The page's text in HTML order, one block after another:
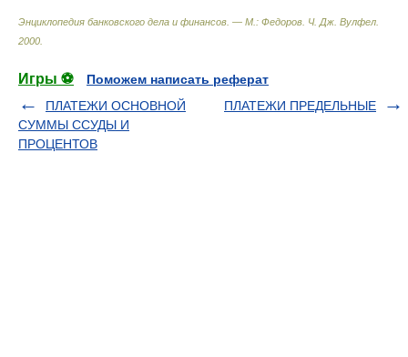
Энциклопедия банковского дела и финансов. — М.: Федоров Ч. Дж. Вулфел
2000
Игры ⚽
Поможем написать реферат
ПЛАТЕЖИ ОСНОВНОЙ
СУММЫ ССУДЫ И
ПРОЦЕНТОВ
ПЛАТЕЖИ ПРЕДЕЛЬНЫЕ